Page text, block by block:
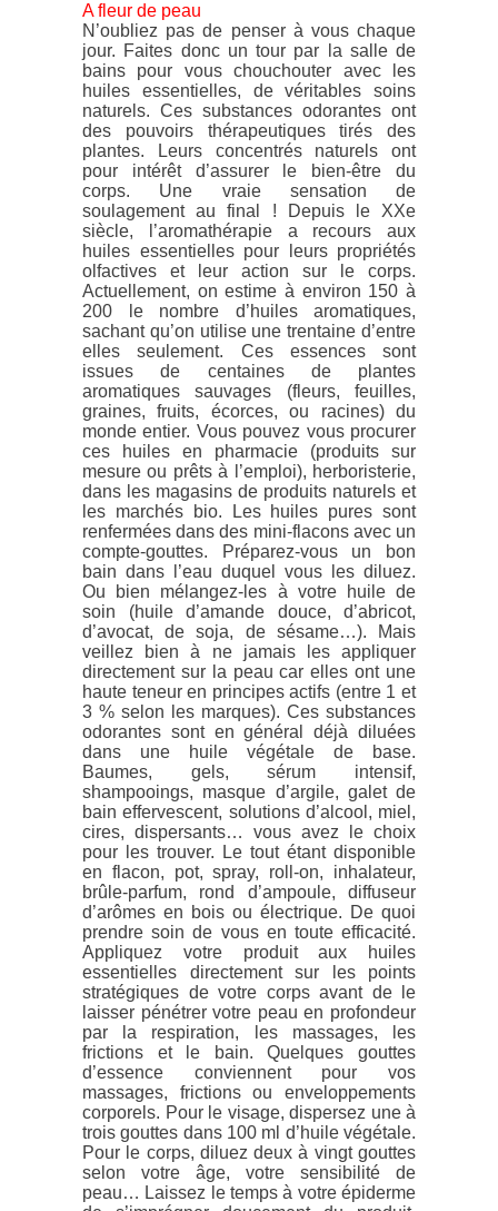
A fleur de peau
N’oubliez pas de penser à vous chaque
jour. Faites donc un tour par la salle de
bains pour vous chouchouter avec les
huiles essentielles, de véritables soins
naturels. Ces substances odorantes ont
des pouvoirs thérapeutiques tirés des
plantes. Leurs concentrés naturels ont
pour intérêt d’assurer le bien-être du
corps. Une vraie sensation de
soulagement au final ! Depuis le XXe
siècle, l’aromathérapie a recours aux
huiles essentielles pour leurs propriétés
olfactives et leur action sur le corps.
Actuellement, on estime à environ 150 à
200 le nombre d’huiles aromatiques,
sachant qu’on utilise une trentaine d’entre
elles seulement. Ces essences sont
issues de centaines de plantes
aromatiques sauvages (fleurs, feuilles,
graines, fruits, écorces, ou racines) du
monde entier. Vous pouvez vous procurer
ces huiles en pharmacie (produits sur
mesure ou prêts à l’emploi), herboristerie,
dans les magasins de produits naturels et
les marchés bio. Les huiles pures sont
renfermées dans des mini-flacons avec un
compte-gouttes. Préparez-vous un bon
bain dans l’eau duquel vous les diluez.
Ou bien mélangez-les à votre huile de
soin (huile d’amande douce, d’abricot,
d’avocat, de soja, de sésame…). Mais
veillez bien à ne jamais les appliquer
directement sur la peau car elles ont une
haute teneur en principes actifs (entre 1 et
3 % selon les marques). Ces substances
odorantes sont en général déjà diluées
dans une huile végétale de base.
Baumes, gels, sérum intensif,
shampooings, masque d’argile, galet de
bain effervescent, solutions d’alcool, miel,
cires, dispersants… vous avez le choix
pour les trouver. Le tout étant disponible
en flacon, pot, spray, roll-on, inhalateur,
brûle-parfum, rond d’ampoule, diffuseur
d’arômes en bois ou électrique. De quoi
prendre soin de vous en toute efficacité.
Appliquez votre produit aux huiles
essentielles directement sur les points
stratégiques de votre corps avant de le
laisser pénétrer votre peau en profondeur
par la respiration, les massages, les
frictions et le bain. Quelques gouttes
d’essence conviennent pour vos
massages, frictions ou enveloppements
corporels. Pour le visage, dispersez une à
trois gouttes dans 100 ml d’huile végétale.
Pour le corps, diluez deux à vingt gouttes
selon votre âge, votre sensibilité de
peau… Laissez le temps à votre épiderme